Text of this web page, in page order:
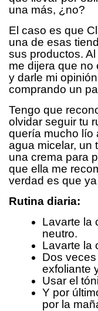
una más, ¿no?
El caso es que
una de esas
sus productos.
me dijera que no
y darle mi
comprando un
Tengo que
olvidar seguir tu
quería mucho lío
agua micelar, un
una crema para
que ella me
verdad es que
Rutina diaria:
Lavarte la
neutro.
Lavarte la
Dos
exfoliante
Usar el
Y por
por la